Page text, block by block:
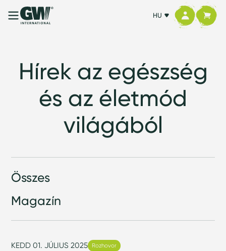
HU
Hírek az egészség
és az életmód
világából
Összes
Magazín
KEDD 01. JÚLIUS 2025 Rozhovor